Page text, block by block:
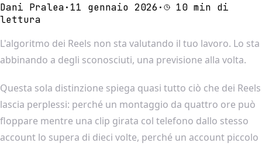
Dani Pralea· 11 gennaio 2026·
10 min di
lettura
L'algoritmo dei Reels non sta valutando il tuo lavoro. Lo sta
abbinando a degli sconosciuti, una previsione alla volta.
Questa sola distinzione spiega quasi tutto ciò che dei Reels
lascia perplessi: perché un montaggio da quattro ore può
floppare mentre una clip girata col telefono dallo stesso
account lo supera di dieci volte, perché un account piccolo